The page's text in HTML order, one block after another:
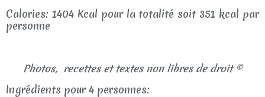
Calories: 1404 Kcal pour la totalité soit 351 kcal par
personne
Photos, recettes et textes non libres de droit ©
Ingrédients pour 4 personnes: